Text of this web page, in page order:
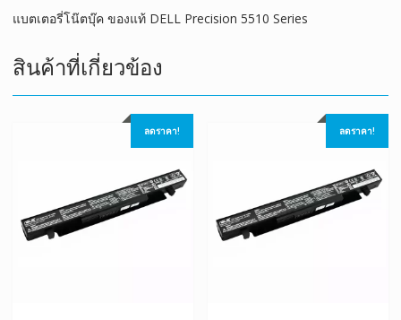
แบตเตอรี่โน๊ตบุ๊ค ของแท้ DELL Precision 5510 Series
สินค้าที่เกี่ยวข้อง
ลดราคา! ลดราคา!